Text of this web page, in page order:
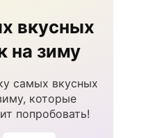
вкусных
на зиму
самых вкусных
которые
попробовать!